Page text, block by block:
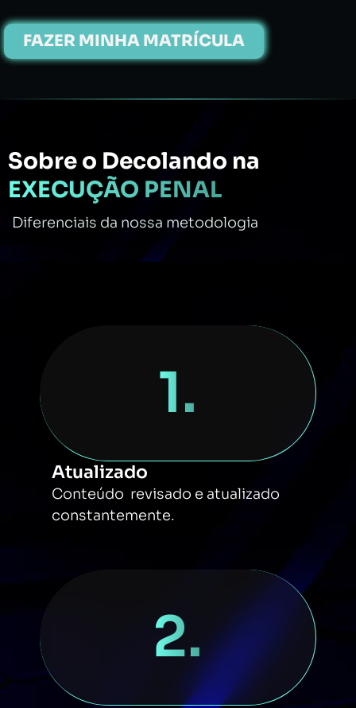
FAZER MINHA MATRÍCULA
Sobre o Decolando na
EXECUÇÃO PENAL
Diferenciais da nossa metodologia
1.
Atualizado
Conteúdo revisado e atualizado
constantemente.
2.